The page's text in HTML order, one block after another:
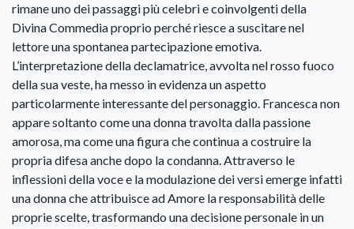
rimane uno dei passaggi più celebri e coinvolgenti della
Divina Commedia proprio perché riesce a suscitare nel
lettore una spontanea partecipazione emotiva.
L’interpretazione della declamatrice, avvolta nel rosso fuoco
della sua veste, ha messo in evidenza un aspetto
particolarmente interessante del personaggio. Francesca non
appare soltanto come una donna travolta dalla passione
amorosa, ma come una figura che continua a costruire la
propria difesa anche dopo la condanna. Attraverso le
inflessioni della voce e la modulazione dei versi emerge infatti
una donna che attribuisce ad Amore la responsabilità delle
proprie scelte, trasformando una decisione personale in un